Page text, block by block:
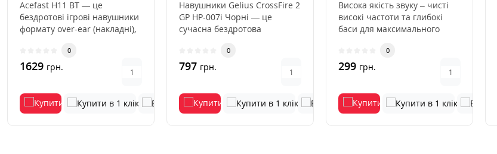
Acefast H11 BT — це
бездротові ігрові навушники
формату over-ear (накладні),
0
1629 грн.
Навушники Gelius CrossFire 2
GP HP-007i Чорні — це
сучасна бездротова
0
797 грн.
Висока якість звуку – чисті
високі частоти та глибокі
баси для максимального
0
299 грн.